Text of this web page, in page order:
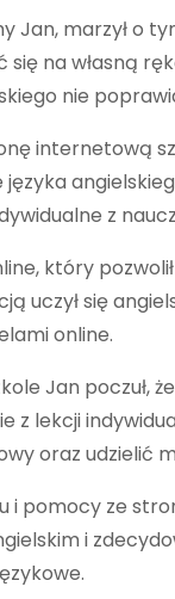
Jan, marzył o
na własną
nie
internetową
języka
z
który
uczył się
online.
Jan poczuł,
z lekcji
oraz udzielić
i pomocy ze
i